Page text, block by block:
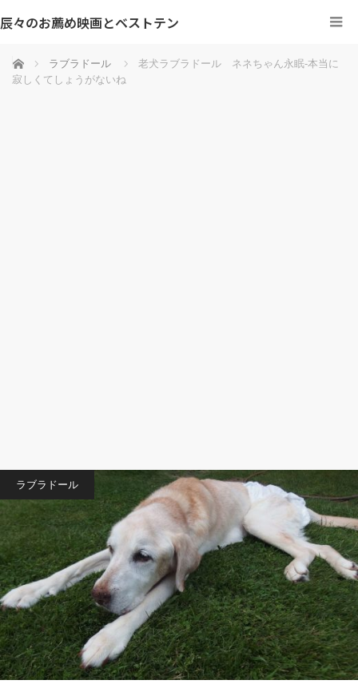
辰々のお薦め映画とベストテン
ホーム ラブラドール
老犬ラブラドール ネネちゃん永眠-本当に
寂しくてしょうがないね
ラブラドール